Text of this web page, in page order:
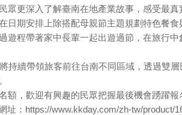
眾更深入了解臺南在地產業故事，感受最真
日期安排上除搭配母親節主題規劃特色餐
遊程帶著家中長輩一起出遊過節，在旅行中
持續帶領旅客前往台南不同區域，透過雙
額，歡迎有興趣的民眾把握最後機會踴躍報
址：https://www.kkday.com/zh-tw/product/